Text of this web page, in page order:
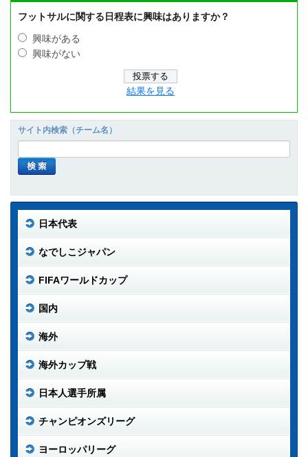
フットサルに関する日程表に興味はありますか？
興味がある
興味がない
結果を見る
サイト内検索（チーム名）
日本代表
なでしこジャパン
FIFAワールドカップ
国内
海外
海外カップ戦
日本人選手所属
チャンピオンズリーグ
ヨーロッパリーグ